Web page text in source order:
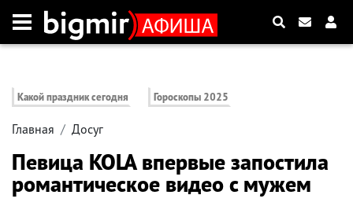
Какой праздник сегодня Гороскопы 2025
Главная Досуг
Певица KOLA впервые запостила
романтическое видео с мужем